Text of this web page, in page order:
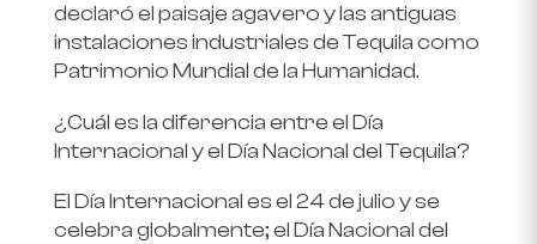
declaró el paisaje agavero y las antiguas
instalaciones industriales de Tequila como
Patrimonio Mundial de la Humanidad.
¿Cuál es la diferencia entre el Día
Internacional y el Día Nacional del Tequila?
El Día Internacional es el 24 de julio y se
celebra globalmente; el Día Nacional del